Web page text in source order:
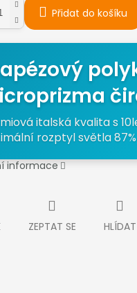
Přidat do košíku
italská kvalita s
rozptyl světla 87%
informace
ZEPTAT SE HLÍDAT